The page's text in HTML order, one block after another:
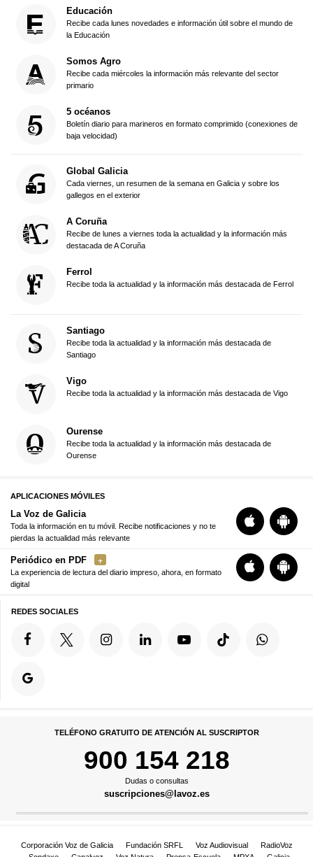
Educación
Recibe cada lunes novedades e información útil sobre el mundo de
la Educación
Somos Agro
Recibe cada miércoles la información más relevante del sector
primario
5 océanos
Boletín diario para marineros en formato comprimido (conexiones de
baja velocidad)
Global Galicia
Cada viernes, un resumen de la semana en Galicia y sobre los
gallegos en el exterior
A Coruña
Recibe de lunes a viernes toda la actualidad y la información más
destacada de A Coruña
Ferrol
Recibe toda la actualidad y la información más destacada de Ferrol
Santiago
Recibe toda la actualidad y la información más destacada de
Santiago
Vigo
Recibe toda la actualidad y la información más destacada de Vigo
Ourense
Recibe toda la actualidad y la información más destacada de
Ourense
APLICACIONES MÓVILES
La Voz de Galicia
Toda la información en tu móvil. Recibe notificaciones y no te
pierdas la actualidad más relevante
Periódico en PDF
La experiencia de lectura del diario impreso, ahora, en formato
digital
REDES SOCIALES
TELÉFONO GRATUITO DE ATENCIÓN AL SUSCRIPTOR
900 154 218
Dudas o consultas
suscripciones@lavoz.es
Corporación Voz de Galicia Fundación SRFL Voz Audiovisual
RadioVoz